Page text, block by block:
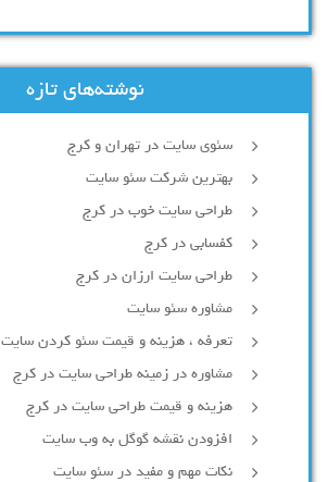
نوشته‌های تازه
سئوی سایت در تهران و کرج
بهترین شرکت سئو سایت
طراحی سایت خوب در کرج
کفسابی در کرج
طراحی سایت ارزان در کرج
مشاوره سئو سایت
تعرفه ، هزینه و قیمت سئو کردن سایت
مشاوره در زمینه طراحی سایت در کرج
هزینه و قیمت طراحی سایت در کرج
افزودن نقشه گوگل به وب سایت
نکات مهم و مفید در سئو سایت